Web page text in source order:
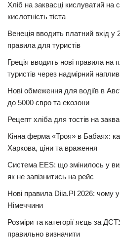
Хліб на заквасці кислуватий
кислотність тіста
Венеція вводить платний вхід у
правила для туристів
Греція вводить нові правила
туристів через надмірний
Нові обмеження для водіїв в
до 5000 євро та екозони
Рецепт хліба для тостів на
Кінна ферма «Троя» в Бабаях:
Харкова, ціни та враження
Система EES: що змінилось у
як не запізнитись на рейс
Нові правила Diia.Pl 2026: чому
Німеччини
Розміри та категорії яєць за
правильно визначити